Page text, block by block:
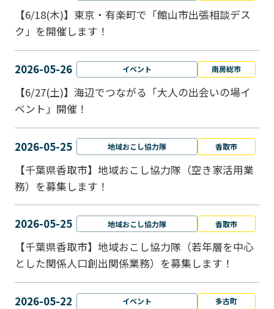
【6/18(木)】東京・有楽町で「館山市出張相談デス
ク」を開催します！
2026-05-26 イベント 南房総市
【6/27(土)】海辺でつながる「大人の出会いの場イ
ベント」開催！
2026-05-25 地域おこし協力隊 香取市
【千葉県香取市】地域おこし協力隊（空き家活用業
務）を募集します！
2026-05-25 地域おこし協力隊 香取市
【千葉県香取市】地域おこし協力隊（若年層を中心
とした関係人口創出関係業務）を募集します！
2026-05-22 イベント 多古町